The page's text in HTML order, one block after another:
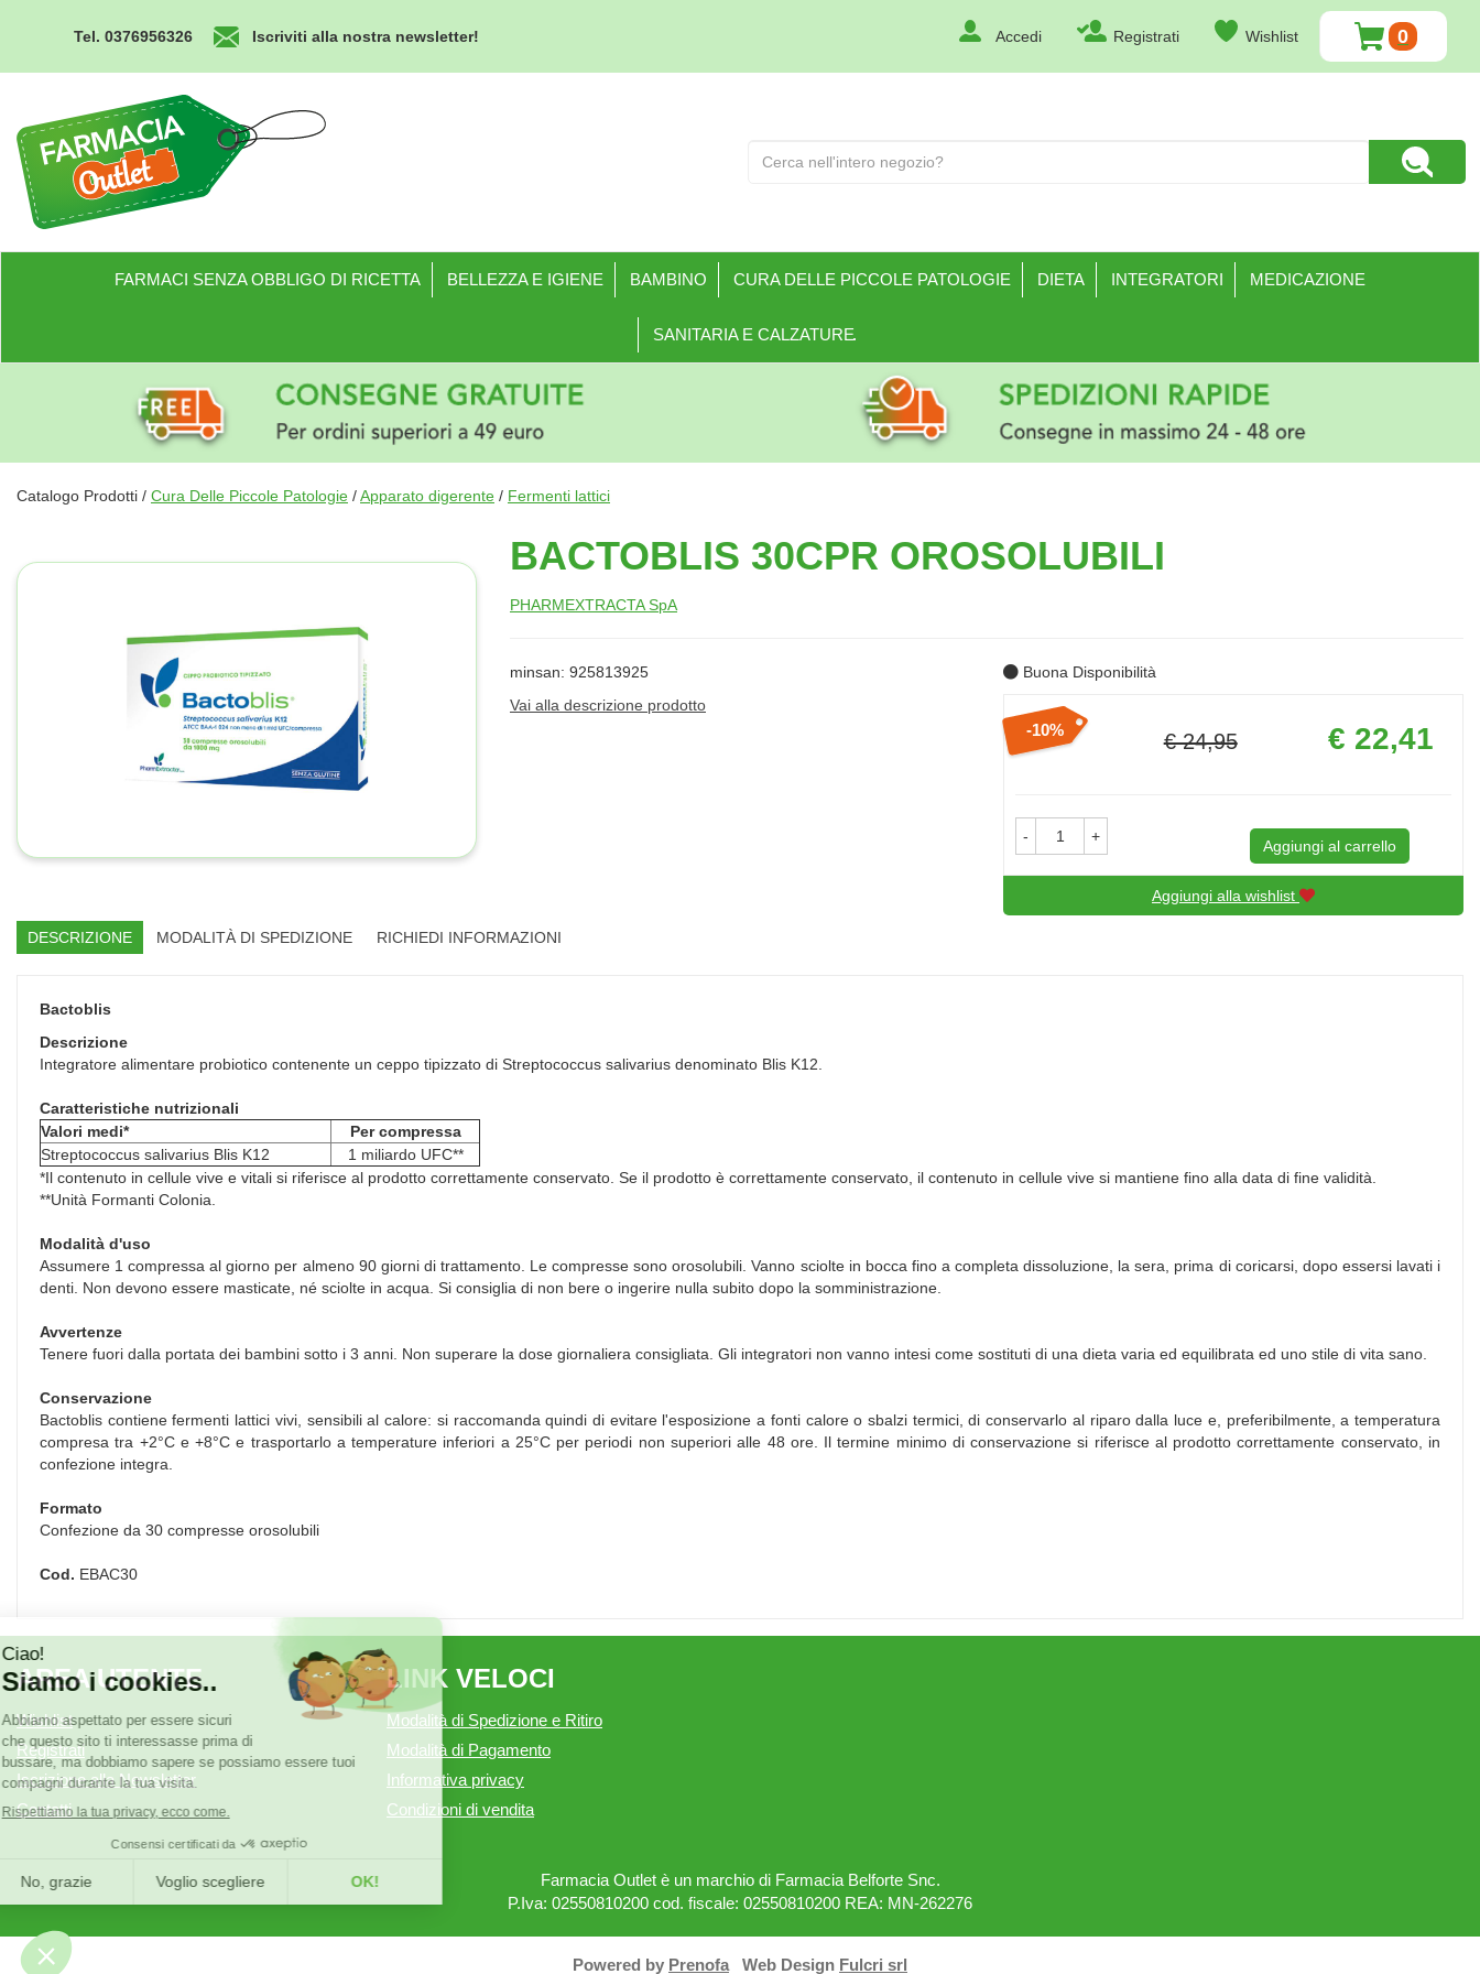
principale
Tel. 0376956326 Iscriviti alla nostra newsletter! Accedi Registrati Wishlist 0
ARTICOLI
INSERITI
Outlet
Prodotto
Cerca
FARMACI SENZA OBBLIGO DI RICETTA BELLEZZA E IGIENE BAMBINO CURA DELLE PICCOLE PATOLOGIE DIETA INTEGRATORI MEDICAZIONE
SANITARIA E CALZATURE
Catalogo Prodotti / Cura Delle Piccole Patologie /Apparato digerente / Fermenti lattici
BACTOBLIS 30CPR OROSOLUBILI
PHARMEXTRACTA SpA
minsan: 925813925
Vai alla descrizione prodotto
Buona Disponibilità
Sconto
10%
€ 24,95
Prezzo
scontato
€ 22,41
- +
Aggiungi al carrello
Aggiungi alla wishlist
DESCRIZIONE MODALITÀ DI SPEDIZIONE RICHIEDI INFORMAZIONI
Bactoblis
Descrizione
Integratore alimentare probiotico contenente un ceppo tipizzato di Streptococcus salivarius denominato Blis K12.
Caratteristiche nutrizionali
Valori medi*
Per compressa
Streptococcus salivarius Blis K12
1 miliardo UFC**
*Il contenuto in cellule vive e vitali si riferisce al prodotto correttamente conservato. Se il prodotto è correttamente conservato, il contenuto in cellule vive si mantiene fino alla data di fine validità.
**Unità Formanti Colonia.
Modalità d'uso
Assumere 1 compressa al giorno per almeno 90 giorni di trattamento. Le compresse sono orosolubili. Vanno sciolte in bocca fino a completa dissoluzione, la sera, prima di coricarsi, dopo essersi lavati i
denti. Non devono essere masticate, né sciolte in acqua. Si consiglia di non bere o ingerire nulla subito dopo la somministrazione.
Avvertenze
Tenere fuori dalla portata dei bambini sotto i 3 anni. Non superare la dose giornaliera consigliata. Gli integratori non vanno intesi come sostituti di una dieta varia ed equilibrata ed uno stile di vita sano.
Conservazione
Bactoblis contiene fermenti lattici vivi, sensibili al calore: si raccomanda quindi di evitare l'esposizione a fonti calore o sbalzi termici, di conservarlo al riparo dalla luce e, preferibilmente, a temperatura
compresa tra +2°C e +8°C e trasportarlo a temperature inferiori a 25°C per periodi non superiori alle 48 ore. Il termine minimo di conservazione si riferisce al prodotto correttamente conservato, in
confezione integra.
Formato
Confezione da 30 compresse orosolubili
Cod. EBAC30
AREA UTENTE
Wishlist
Registrati
Iscrizione alla Newsletter
Contatti
LINK VELOCI
Modalità di Spedizione e Ritiro
Modalità di Pagamento
Informativa privacy
Condizioni di vendita
Farmacia Outlet è un marchio di Farmacia Belforte Snc.
P.Iva: 02550810200 cod. fiscale: 02550810200 REA: MN-262276
Powered by Prenofa Web Design Fulcri srl